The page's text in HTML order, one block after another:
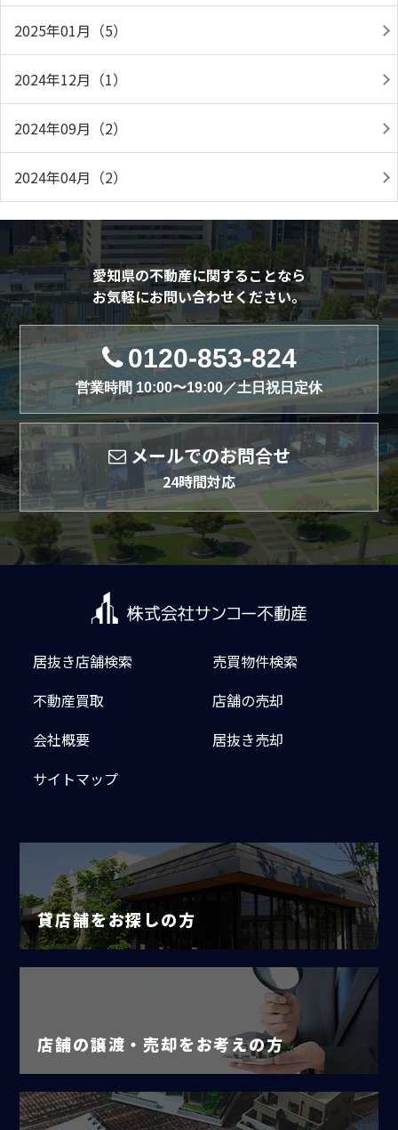
2025年01月（5）
2024年12月（1）
2024年09月（2）
2024年04月（2）
愛知県の不動産に関することなら
お気軽にお問い合わせください。
0120-853-824
営業時間 10:00〜19:00／土日祝日定休
メールでのお問合せ
24時間対応
居抜き店舗検索
売買物件検索
不動産買取
店舗の売却
会社概要
居抜き売却
サイトマップ
貸店舗をお探しの方
店舗の譲渡・売却をお考えの方